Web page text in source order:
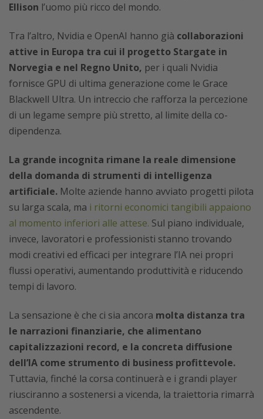
Ellison l’uomo più ricco del mondo.
Tra l’altro, Nvidia e OpenAI hanno già collaborazioni
attive in Europa tra cui il progetto Stargate in
Norvegia e nel Regno Unito, per i quali Nvidia
fornisce GPU di ultima generazione come le Grace
Blackwell Ultra. Un intreccio che rafforza la percezione
di un legame sempre più stretto, al limite della co-
dipendenza.
La grande incognita rimane la reale dimensione
della domanda di strumenti di intelligenza
artificiale. Molte aziende hanno avviato progetti pilota
su larga scala, ma i ritorni economici tangibili appaiono
al momento inferiori alle attese. Sul piano individuale,
invece, lavoratori e professionisti stanno trovando
modi creativi ed efficaci per integrare l’IA nei propri
flussi operativi, aumentando produttività e riducendo
tempi di lavoro.
La sensazione è che ci sia ancora molta distanza tra
le narrazioni finanziarie, che alimentano
capitalizzazioni record, e la concreta diffusione
dell’IA come strumento di business profittevole.
Tuttavia, finché la corsa continuerà e i grandi player
riusciranno a sostenersi a vicenda, la traiettoria rimarrà
ascendente.